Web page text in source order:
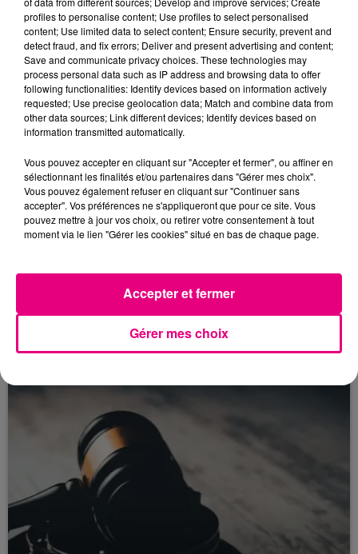
Toulouse : circulation perturbée dans le
secteur François Verdier...
profiles to personalise content; Use profiles to select personalised
content; Use limited data to select content; Ensure security, prevent and
detect fraud, and fix errors; Deliver and present advertising and content;
Save and communicate privacy choices. These technologies may
process personal data such as IP address and browsing data to offer
following functionalities: Identify devices based on information actively
requested; Use precise geolocation data; Match and combine data from
other data sources; Link different devices; Identify devices based on
information transmitted automatically.
Vous pouvez accepter en cliquant sur "Accepter et fermer", ou affiner en
sélectionnant les finalités et/ou partenaires dans "Gérer mes choix".
Vous pouvez également refuser en cliquant sur "Continuer sans
accepter". Vos préférences ne s'appliqueront que pour ce site. Vous
pouvez mettre à jour vos choix, ou retirer votre consentement à tout
moment via le lien "Gérer les cookies" situé en bas de chaque page.
Gérer mes choix
Accepter et fermer